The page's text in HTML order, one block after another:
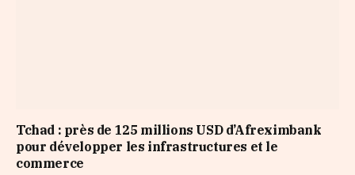
Tchad : près de 125 millions USD d’Afreximbank
pour développer les infrastructures et le
commerce